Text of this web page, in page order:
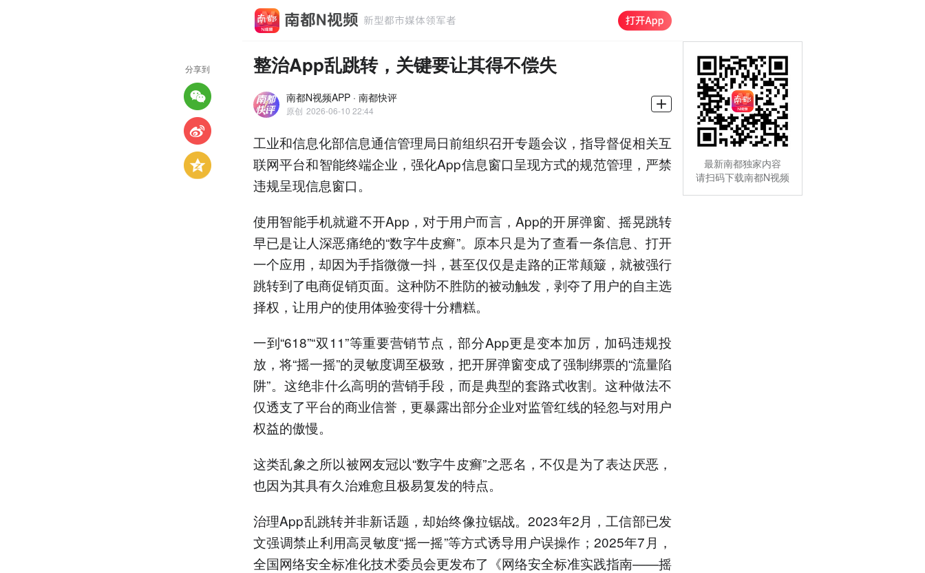
整治App乱跳转，关键要让其得不偿失
南都N视频APP · 南都快评
原创 2026-06-10 22:44
工业和信息化部信息通信管理局日前组织召开专题会议，指导督促相关互
联网平台和智能终端企业，强化App信息窗口呈现方式的规范管理，严禁
违规呈现信息窗口。
使用智能手机就避不开App，对于用户而言，App的开屏弹窗、摇晃跳转
早已是让人深恶痛绝的“数字牛皮癣”。原本只是为了查看一条信息、打开
一个应用，却因为手指微微一抖，甚至仅仅是走路的正常颠簸，就被强行
跳转到了电商促销页面。这种防不胜防的被动触发，剥夺了用户的自主选
择权，让用户的使用体验变得十分糟糕。
一到“618”“双11”等重要营销节点，部分App更是变本加厉，加码违规投
放，将“摇一摇”的灵敏度调至极致，把开屏弹窗变成了强制绑票的“流量陷
阱”。这绝非什么高明的营销手段，而是典型的套路式收割。这种做法不
仅透支了平台的商业信誉，更暴露出部分企业对监管红线的轻忽与对用户
权益的傲慢。
这类乱象之所以被网友冠以“数字牛皮癣”之恶名，不仅是为了表达厌恶，
也因为其具有久治难愈且极易复发的特点。
治理App乱跳转并非新话题，却始终像拉锯战。2023年2月，工信部已发
文强调禁止利用高灵敏度“摇一摇”等方式诱导用户误操作；2025年7月，
全国网络安全标准化技术委员会更发布了《网络安全标准实践指南——摇
分享到
最新南都独家内容
请扫码下载南都N视频